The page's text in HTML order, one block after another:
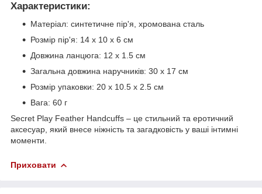
Характеристики:
Матеріал: синтетичне пір'я, хромована сталь
Розмір пір'я: 14 х 10 х 6 см
Довжина ланцюга: 12 х 1.5 см
Загальна довжина наручників: 30 х 17 см
Розмір упаковки: 20 х 10.5 х 2.5 см
Вага: 60 г
Secret Play Feather Handcuffs – це стильний та еротичний
аксесуар, який внесе ніжність та загадковість у ваші інтимні
моменти.
Приховати